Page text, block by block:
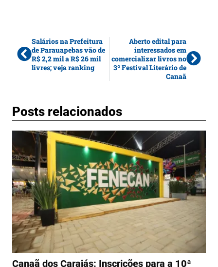
Salários na Prefeitura
de Parauapebas vão de
R$ 2,2 mil a R$ 26 mil
livres; veja ranking
Aberto edital para
interessados em
comercializar livros no
3º Festival Literário de
Canaã
Posts relacionados
Canaã dos Carajás: Inscrições para a 10ª